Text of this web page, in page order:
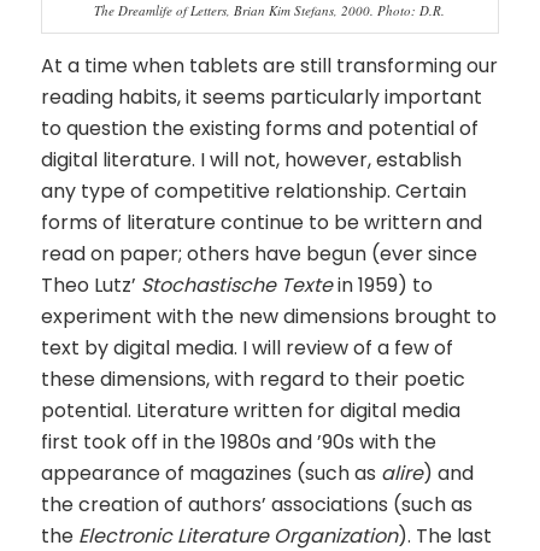
The Dreamlife of Letters, Brian Kim Stefans, 2000. Photo: D.R.
At a time when tablets are still transforming our
reading habits, it seems particularly important
to question the existing forms and potential of
digital literature. I will not, however, establish
any type of competitive relationship. Certain
forms of literature continue to be writtern and
read on paper; others have begun (ever since
Theo Lutz’ Stochastische Textein 1959) to
experiment with the new dimensions brought to
text by digital media. I will review of a few of
these dimensions, with regard to their poetic
potential. Literature written for digital media
first took off in the 1980s and ’90s with the
appearance of magazines (such as alire) and
the creation of authors’ associations (such as
theElectronic Literature Organization). The last